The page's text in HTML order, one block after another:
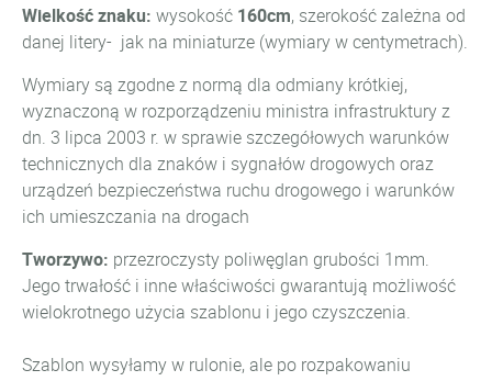
Wielkość znaku: wysokość 160cm, szerokość zależna od
danej litery- jak na miniaturze (wymiary w centymetrach).
Wymiary są zgodne z normą dla odmiany krótkiej,
wyznaczoną w rozporządzeniu ministra infrastruktury z
dn. 3 lipca 2003 r. w sprawie szczegółowych warunków
technicznych dla znaków i sygnałów drogowych oraz
urządzeń bezpieczeństwa ruchu drogowego i warunków
ich umieszczania na drogach
Tworzywo: przezroczysty poliwęglan grubości 1mm.
Jego trwałość i inne właściwości gwarantują możliwość
wielokrotnego użycia szablonu i jego czyszczenia.
Szablon wysyłamy w rulonie, ale po rozpakowaniu